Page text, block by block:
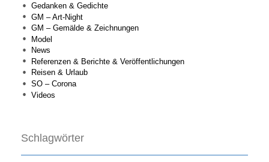
Gedanken & Gedichte
GM – Art-Night
GM – Gemälde & Zeichnungen
Model
News
Referenzen & Berichte & Veröffentlichungen
Reisen & Urlaub
SO – Corona
Videos
Schlagwörter